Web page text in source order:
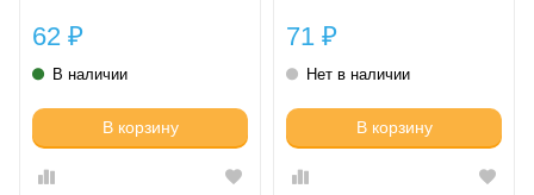
62 ₽
В наличии
В корзину
71 ₽
Нет в наличии
В корзину